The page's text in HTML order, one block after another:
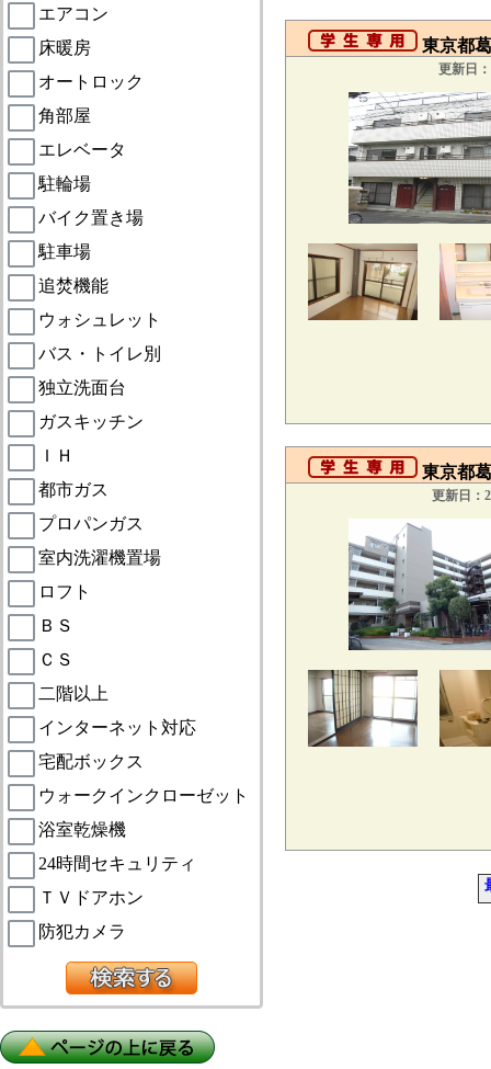
エアコン
床暖房
オートロック
角部屋
エレベータ
駐輪場
バイク置き場
駐車場
追焚機能
ウォシュレット
バス・トイレ別
独立洗面台
ガスキッチン
ＩＨ
都市ガス
プロパンガス
室内洗濯機置場
ロフト
ＢＳ
ＣＳ
二階以上
インターネット対応
宅配ボックス
ウォークインクローゼット
浴室乾燥機
24時間セキュリティ
ＴＶドアホン
防犯カメラ
東京都
更新日
東京都
更新日：